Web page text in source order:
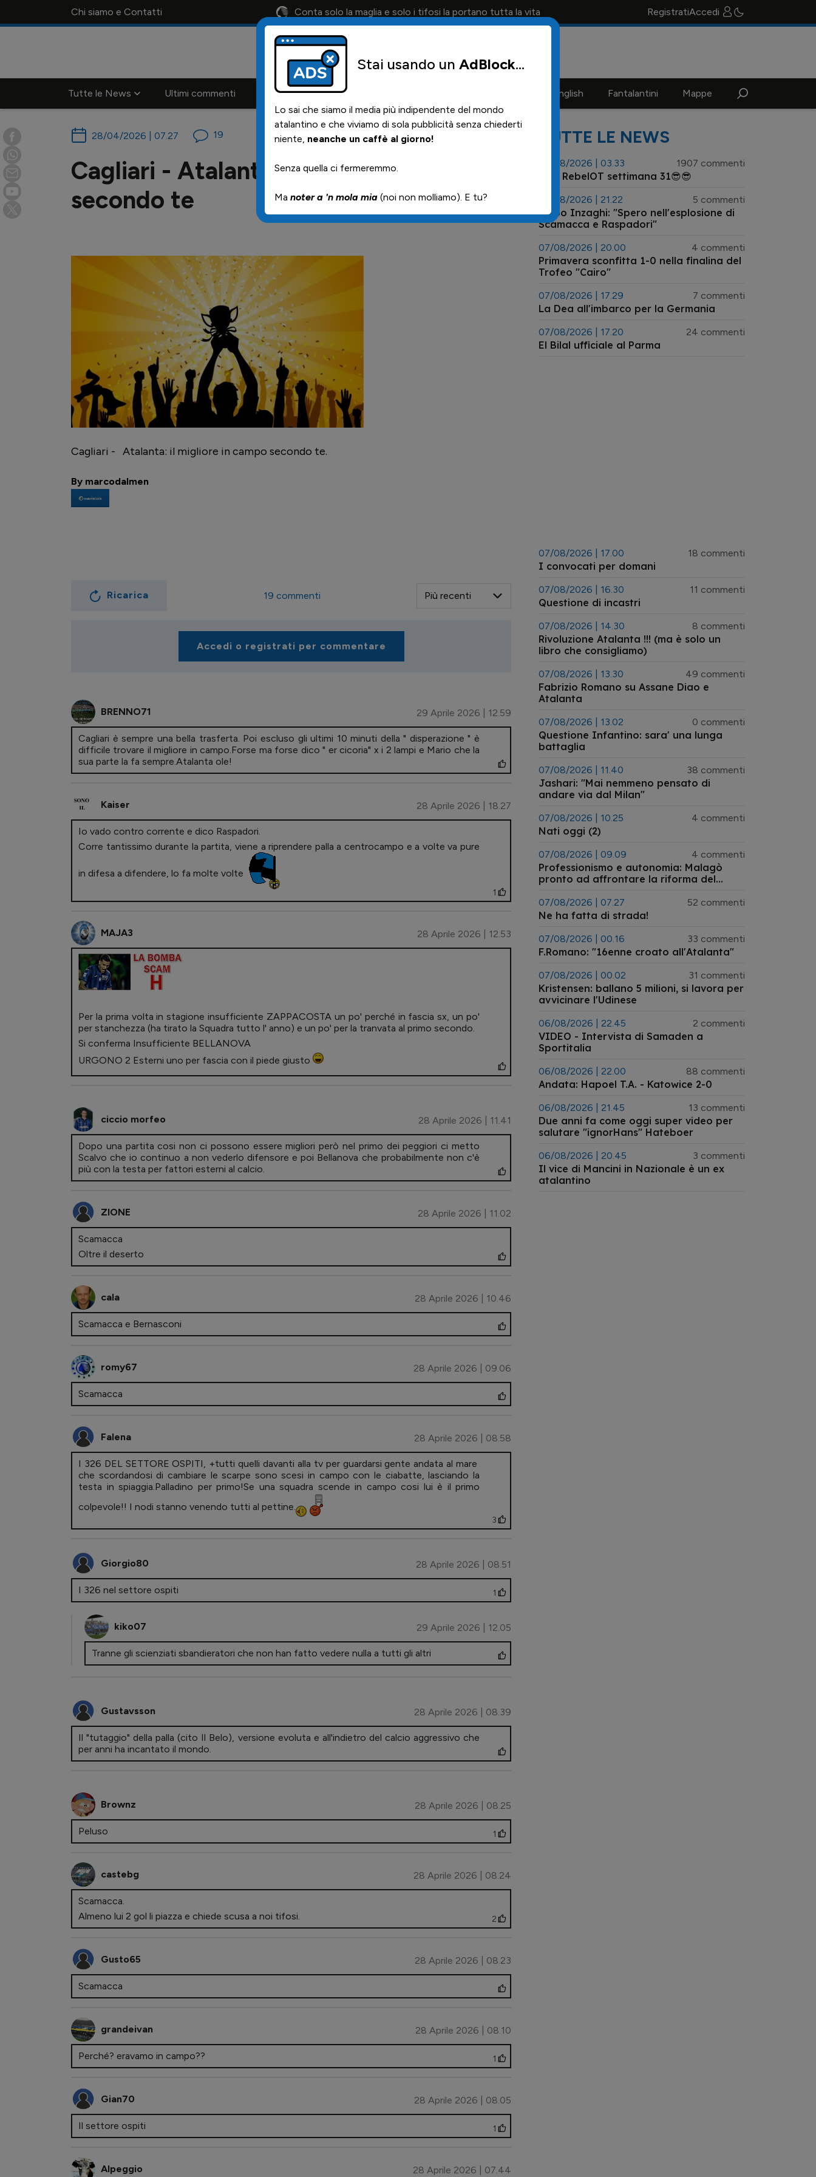
Chi siamo e Contatti Conta solo la maglia e solo i tifosi la portano tutta la vita RegistratiAccedi
Tutte le News Ultimi commenti Calendario Il 12° Uomo News in english Fantalantini Mappe
28/04/2026 | 07.27 19
Cagliari - Atalanta: il migliore in campo
secondo te
Cagliari - Atalanta: il migliore in campo secondo te.
By marcodalmen
Ricarica 19 commenti
Accedi o registrati per commentare
BRENNO71 29 Aprile 2026 | 12.59
Cagliari è sempre una bella trasferta. Poi escluso gli ultimi 10 minuti della " disperazione " è
difficile trovare il migliore in campo.Forse ma forse dico " er cicoria" x i 2 lampi e Mario che la
sua parte la fa sempre.Atalanta ole!
Kaiser 28 Aprile 2026 | 18.27
Io vado contro corrente e dico Raspadori.
Corre tantissimo durante la partita, viene a riprendere palla a centrocampo e a volte va pure
in difesa a difendere, lo fa molte volte
1
MAJA3 28 Aprile 2026 | 12.53
Per la prima volta in stagione insufficiente ZAPPACOSTA un po' perché in fascia sx, un po'
per stanchezza (ha tirato la Squadra tutto l' anno) e un po' per la tranvata al primo secondo.
Si conferma Insufficiente BELLANOVA
URGONO 2 Esterni uno per fascia con il piede giusto
ciccio morfeo 28 Aprile 2026 | 11.41
Dopo una partita cosi non ci possono essere migliori però nel primo dei peggiori ci metto
Scalvo che io continuo a non vederlo difensore e poi Bellanova che probabilmente non c'è
più con la testa per fattori esterni al calcio.
ZIONE 28 Aprile 2026 | 11.02
Scamacca
Oltre il deserto
cala 28 Aprile 2026 | 10.46
Scamacca e Bernasconi
romy67 28 Aprile 2026 | 09.06
Scamacca
Falena 28 Aprile 2026 | 08.58
I 326 DEL SETTORE OSPITI, +tutti quelli davanti alla tv per guardarsi gente andata al mare
che scordandosi di cambiare le scarpe sono scesi in campo con le ciabatte, lasciando la
testa in spiaggia.Palladino per primo!Se una squadra scende in campo cosi lui è il primo
colpevole!! I nodi stanno venendo tutti al pettine.
3
Giorgio80 28 Aprile 2026 | 08.51
I 326 nel settore ospiti 1
kiko07 29 Aprile 2026 | 12.05
Tranne gli scienziati sbandieratori che non han fatto vedere nulla a tutti gli altri
Gustavsson 28 Aprile 2026 | 08.39
Il "tutaggio" della palla (cito Il Belo), versione evoluta e all'indietro del calcio aggressivo che
per anni ha incantato il mondo.
Brownz 28 Aprile 2026 | 08.25
Peluso 1
castebg 28 Aprile 2026 | 08.24
Scamacca.
Almeno lui 2 gol li piazza e chiede scusa a noi tifosi.
2
Gusto65 28 Aprile 2026 | 08.23
Scamacca
grandeivan 28 Aprile 2026 | 08.10
Perché? eravamo in campo?? 1
Gian70 28 Aprile 2026 | 08.05
Il settore ospiti 1
Alpeggio 28 Aprile 2026 | 07.44
TUTTE LE NEWS
03/08/2026 | 03.33 1907 commenti
😎😎 RebelOT settimana 31😎😎
07/08/2026 | 21.22 5 commenti
Pippo Inzaghi: "Spero nell'esplosione di
Scamacca e Raspadori"
07/08/2026 | 20.00 4 commenti
Primavera sconfitta 1-0 nella finalina del
Trofeo "Cairo"
07/08/2026 | 17.29 7 commenti
La Dea all'imbarco per la Germania
07/08/2026 | 17.20 24 commenti
El Bilal ufficiale al Parma
07/08/2026 | 17.00 18 commenti
I convocati per domani
07/08/2026 | 16.30 11 commenti
Questione di incastri
07/08/2026 | 14.30 8 commenti
Rivoluzione Atalanta !!! (ma è solo un
libro che consigliamo)
07/08/2026 | 13.30 49 commenti
Fabrizio Romano su Assane Diao e
Atalanta
07/08/2026 | 13.02 0 commenti
Questione Infantino: sara' una lunga
battaglia
07/08/2026 | 11.40 38 commenti
Jashari: "Mai nemmeno pensato di
andare via dal Milan"
07/08/2026 | 10.25 4 commenti
Nati oggi (2)
07/08/2026 | 09.09 4 commenti
Professionismo e autonomia: Malagò
pronto ad affrontare la riforma del
07/08/2026 | 07.27 52 commenti
Ne ha fatta di strada!
07/08/2026 | 00.16 33 commenti
F.Romano: "16enne croato all'Atalanta"
07/08/2026 | 00.02 31 commenti
Kristensen: ballano 5 milioni, si lavora per
avvicinare l'Udinese
06/08/2026 | 22.45 2 commenti
VIDEO - Intervista di Samaden a
Sportitalia
06/08/2026 | 22.00 88 commenti
Andata: Hapoel T.A. - Katowice 2-0
06/08/2026 | 21.45 13 commenti
Due anni fa come oggi super video per
salutare "ignorHans" Hateboer
06/08/2026 | 20.45 3 commenti
Il vice di Mancini in Nazionale è un ex
atalantino
Stai usando un AdBlock...
Lo sai che siamo il media più indipendente del mondo
atalantino e che viviamo di sola pubblicità senza chiederti
niente, neanche un caffè al giorno!
Senza quella ci fermeremmo.
Ma noter a 'n mola mia (noi non molliamo). E tu?